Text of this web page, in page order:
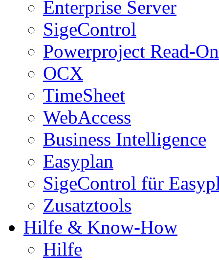
Enterprise Server
SigeControl
Powerproject Read-
OCX
TimeSheet
WebAccess
Business Intelligence
Easyplan
SigeControl für
Zusatztools
Hilfe & Know-How
Hilfe